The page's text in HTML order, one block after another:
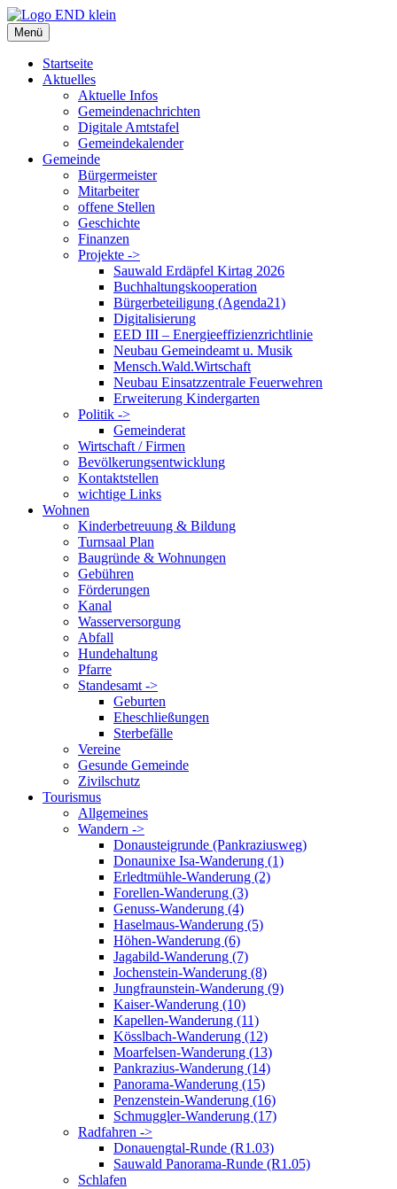
Zum
Inhalt
springen
Menü
Startseite
Aktuelles
Aktuelle Infos
Gemeindenachrichten
Digitale Amtstafel
Gemeindekalender
Gemeinde
Bürgermeister
Mitarbeiter
offene Stellen
Geschichte
Finanzen
Projekte ->
Sauwald Erdäpfel Kirtag 2026
Buchhaltungskooperation
Bürgerbeteiligung (Agenda21)
Digitalisierung
EED III – Energieeffizienzrichtlinie
Neubau Gemeindeamt u. Musik
Mensch.Wald.Wirtschaft
Neubau Einsatzzentrale Feuerwehren
Erweiterung Kindergarten
Politik ->
Gemeinderat
Wirtschaft / Firmen
Bevölkerungsentwicklung
Kontaktstellen
wichtige Links
Wohnen
Kinderbetreuung & Bildung
Turnsaal Plan
Baugründe & Wohnungen
Gebühren
Förderungen
Kanal
Wasserversorgung
Abfall
Hundehaltung
Pfarre
Standesamt ->
Geburten
Eheschließungen
Sterbefälle
Vereine
Gesunde Gemeinde
Zivilschutz
Tourismus
Allgemeines
Wandern ->
Donausteigrunde (Pankraziusweg)
Donaunixe Isa-Wanderung (1)
Erledtmühle-Wanderung (2)
Forellen-Wanderung (3)
Genuss-Wanderung (4)
Haselmaus-Wanderung (5)
Höhen-Wanderung (6)
Jagabild-Wanderung (7)
Jochenstein-Wanderung (8)
Jungfraunstein-Wanderung (9)
Kaiser-Wanderung (10)
Kapellen-Wanderung (11)
Kösslbach-Wanderung (12)
Moarfelsen-Wanderung (13)
Pankrazius-Wanderung (14)
Panorama-Wanderung (15)
Penzenstein-Wanderung (16)
Schmuggler-Wanderung (17)
Radfahren ->
Donauengtal-Runde (R1.03)
Sauwald Panorama-Runde (R1.05)
Schlafen